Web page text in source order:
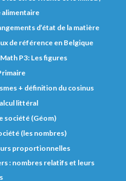
alimentaire
d’état de la matière
de référence en Belgique
Math P3: Les figures
+ définition du cosinus
littéral
société (Géom)
(les nombres)
proportionnelles
: nombres relatifs et leurs